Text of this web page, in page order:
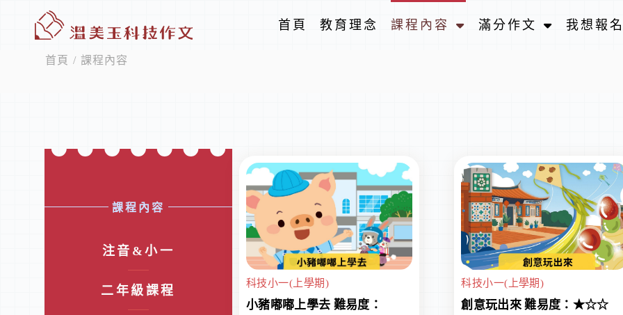
首頁 教育理念 課程內容 滿分作文 我想報
首頁 / 課程內容
課程內容
注音&小一
二年級課程
科技小一(上學期)
小豬嘟嘟上學去 難易度：
科技小一(上學期)
創意玩出來 難易度：★☆☆